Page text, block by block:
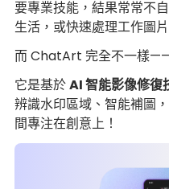
要專業技能，結果常常不
生活，或快速處理工作圖
而 ChatArt 完全不一樣
它是基於AI 智能影像修復
辨識水印區域、智能補圖
間專注在創意上！